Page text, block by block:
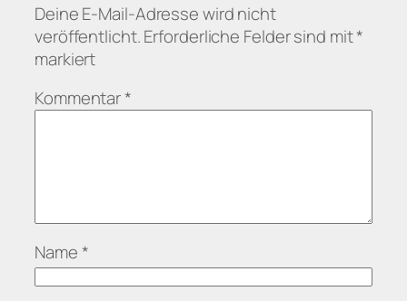
Deine E-Mail-Adresse wird nicht
veröffentlicht.Erforderliche Felder sind mit*
markiert
Kommentar*
Name *